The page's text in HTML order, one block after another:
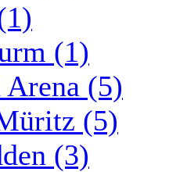
(1)
(5)
(5)
(3)